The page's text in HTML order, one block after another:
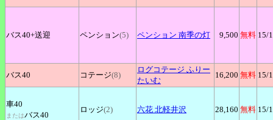
バス40+送迎 ペンション(5) ペンション 南季の灯 9,500 無料 15/
バス40 コテージ(8)
ログコテージ ふりー
たいむ
16,200 無料 15/
車40
またはバス40
ロッジ(2) 六花 北軽井沢 28,160 無料 15/